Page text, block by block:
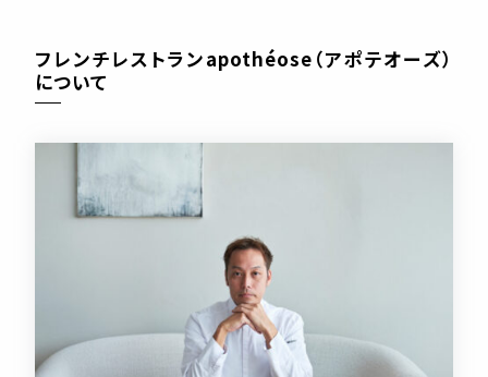
フレンチレストランapothéose（アポテオーズ）
について